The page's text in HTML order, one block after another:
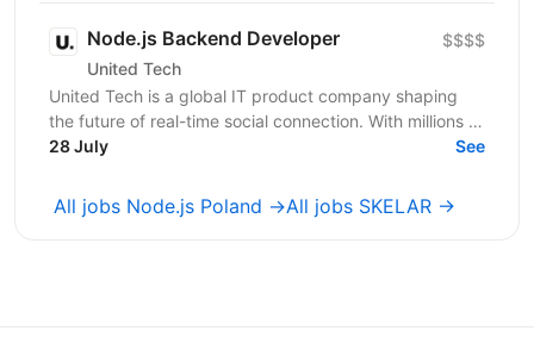
Node.js Backend Developer
United Tech
$$$$
United Tech is a global IT product company shaping
the future of real-time social connection. With millions of
users across North America, Europe, LATAM,...
28 July See
All jobs Node.js Poland →All jobs SKELAR →